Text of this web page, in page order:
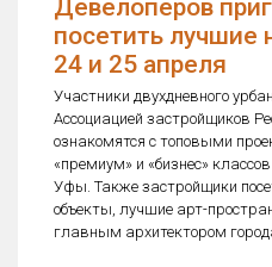
Девелоперов
посетить лучшие
24 и 25 апреля
Участники двухдневного
Ассоциацией застройщиков
ознакомятся с топовыми
«премиум» и «бизнес»
Уфы. Также застройщики
объекты, лучшие арт-
главным архитектором